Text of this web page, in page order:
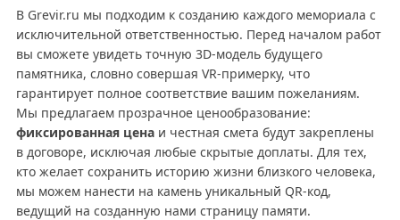
В Grevir.ru мы подходим к созданию каждого мемориала с
исключительной ответственностью. Перед началом работ
вы сможете увидеть точную 3D-модель будущего
памятника, словно совершая VR-примерку, что
гарантирует полное соответствие вашим пожеланиям.
Мы предлагаем прозрачное ценообразование:
фиксированная ценаи честная смета будут закреплены
в договоре, исключая любые скрытые доплаты. Для тех,
кто желает сохранить историю жизни близкого человека,
мы можем нанести на камень уникальный QR-код,
ведущий на созданную нами страницу памяти.